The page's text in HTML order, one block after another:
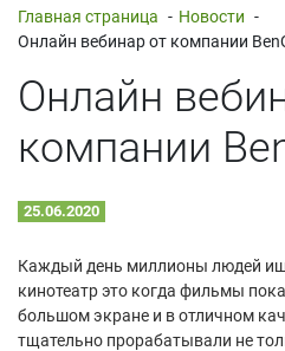
Главная страница - Новости -
Онлайн вебинар от компании
Онлайн
компании
25.06.2020
Каждый день миллионы людей
кинотеатр это когда фильмы
большом экране и в отличном
тщательно прорабатывали не